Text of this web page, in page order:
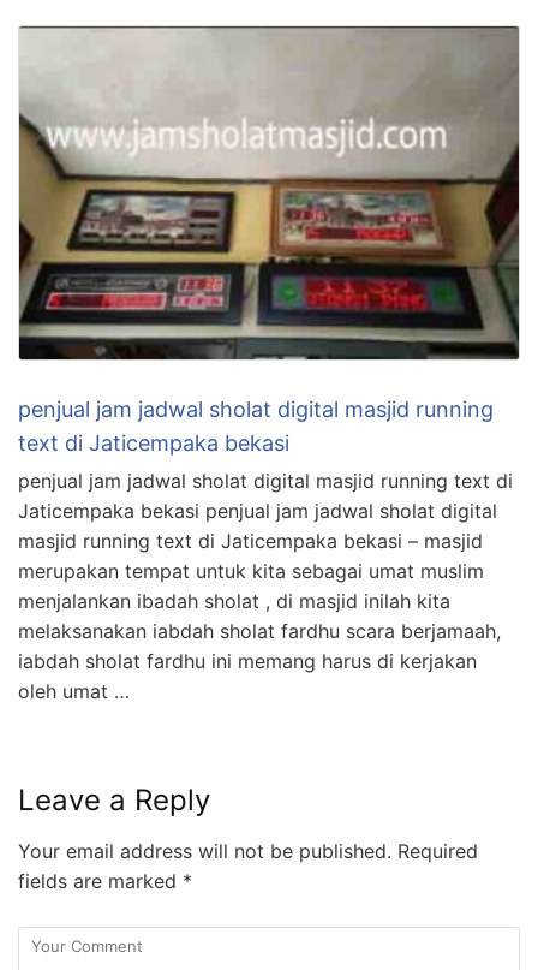
penjual jam jadwal sholat digital masjid running
text di Jaticempaka bekasi
penjual jam jadwal sholat digital masjid running text di
Jaticempaka bekasi penjual jam jadwal sholat digital
masjid running text di Jaticempaka bekasi – masjid
merupakan tempat untuk kita sebagai umat muslim
menjalankan ibadah sholat , di masjid inilah kita
melaksanakan iabdah sholat fardhu scara berjamaah,
iabdah sholat fardhu ini memang harus di kerjakan
oleh umat …
Leave a Reply
Your email address will not be published. Required
fields are marked *